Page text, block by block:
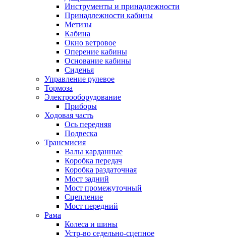
Инструменты и принадлежности
Принадлежности кабины
Метизы
Кабина
Окно ветровое
Оперение кабины
Основание кабины
Сиденья
Управление рулевое
Тормоза
Электрооборудование
Приборы
Ходовая часть
Ось передняя
Подвеска
Трансмисия
Валы карданные
Коробка передач
Коробка раздаточная
Мост задний
Мост промежуточный
Сцепление
Мост передний
Рама
Колеса и шины
Устр-во седельно-сцепное